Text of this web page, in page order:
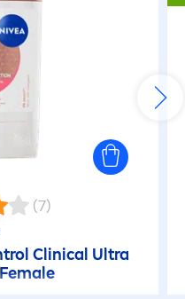
(7)
Clinical Ultra